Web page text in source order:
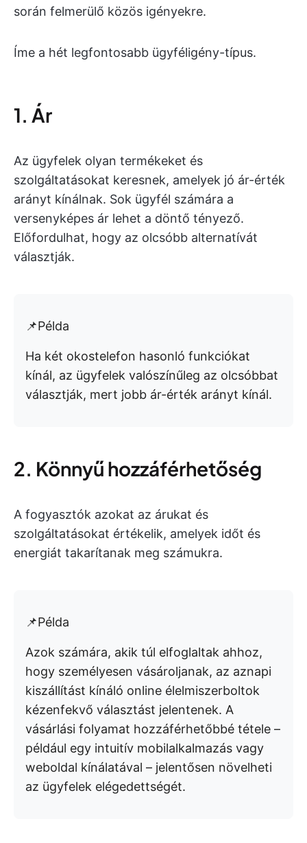
során felmerülő közös igényekre.
Íme a hét legfontosabb ügyféligény-típus.
1. Ár
Az ügyfelek olyan termékeket és
szolgáltatásokat keresnek, amelyek jó ár-érték
arányt kínálnak. Sok ügyfél számára a
versenyképes ár lehet a döntő tényező.
Előfordulhat, hogy az olcsóbb alternatívát
választják.
📌Példa
Ha két okostelefon hasonló funkciókat
kínál, az ügyfelek valószínűleg az olcsóbbat
választják, mert jobb ár-érték arányt kínál.
2. Könnyű hozzáférhetőség
A fogyasztók azokat az árukat és
szolgáltatásokat értékelik, amelyek időt és
energiát takarítanak meg számukra.
📌Példa
Azok számára, akik túl elfoglaltak ahhoz,
hogy személyesen vásároljanak, az aznapi
kiszállítást kínáló online élelmiszerboltok
kézenfekvő választást jelentenek. A
vásárlási folyamat hozzáférhetőbbé tétele –
például egy intuitív mobilalkalmazás vagy
weboldal kínálatával – jelentősen növelheti
az ügyfelek elégedettségét.